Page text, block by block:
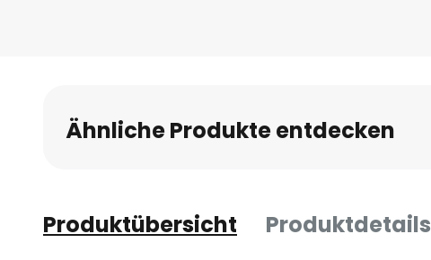
Ähnliche Produkte entdecken
Produktübersicht Produktdetails